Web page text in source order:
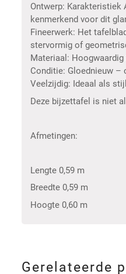
Ontwerp: Karakteristiek
kenmerkend voor dit
Fineerwerk: Het
stervormig of
Materiaal:
Conditie: Gloednieuw –
Veelzijdig: Ideaal als
Deze bijzettafel is niet
Afmetingen:
Lengte 0,59 m
Breedte 0,59 m
Hoogte 0,60 m
Gerelateerde